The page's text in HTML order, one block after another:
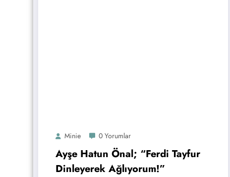
Minie 0 Yorumlar
Ayşe Hatun Önal; “Ferdi Tayfur
Dinleyerek Ağlıyorum!”